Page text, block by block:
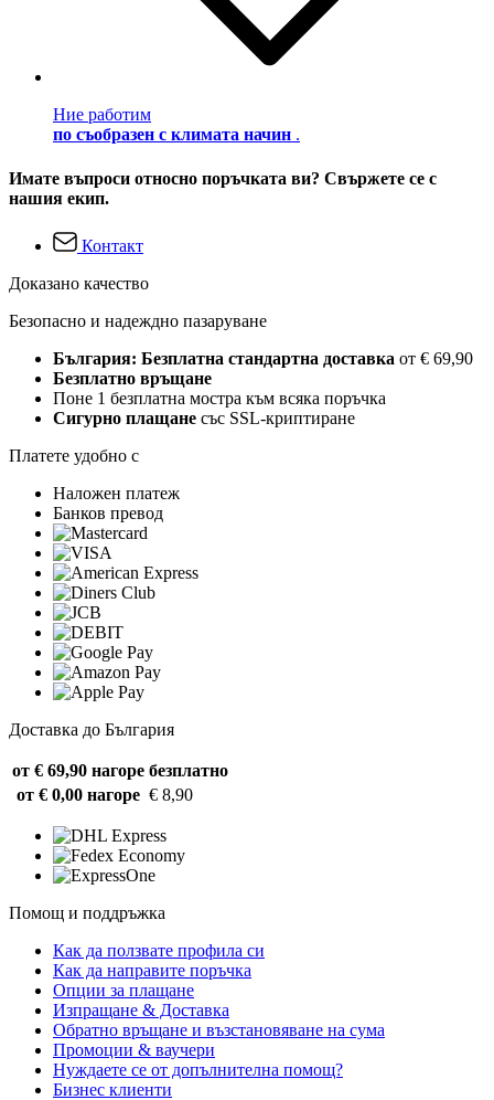
Ние работим
по съобразен с климата начин .
Имате въпроси относно поръчката ви? Свържете се с
нашия екип.
Контакт
Доказано качество
Безопасно и надеждно пазаруване
България: Безплатна стандартна доставка от € 69,90
Безплатно връщане
Поне 1 безплатна мостра към всяка поръчка
Сигурно плащане със SSL-криптиране
Платете удобно с
Наложен платеж
Банков превод
Доставка до България
от € 69,90 нагоре безплатно
от € 0,00 нагоре € 8,90
Помощ и поддръжка
Как да ползвате профила си
Как да направите поръчка
Опции за плащане
Изпращане & Доставка
Обратно връщане и възстановяване на сума
Промоции & ваучери
Нуждаете се от допълнителна помощ?
Бизнес клиенти